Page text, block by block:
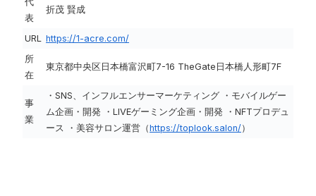
表
折茂 賢成
URL https://1-acre.com/
所
在
東京都中央区日本橋富沢町7-16 TheGate日本橋人形町7F
事
業
・SNS、インフルエンサーマーケティング ・モバイルゲー
ム企画・開発 ・LIVEゲーミング企画・開発 ・NFTプロデュ
ース ・美容サロン運営（https://toplook.salon/）